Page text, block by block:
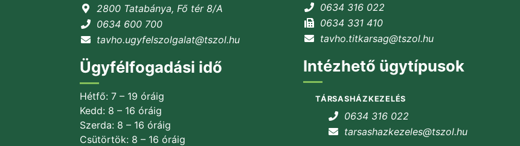
2800 Tatabánya, Fő tér 8/A
0634 600 700
tavho.ugyfelszolgalat@tszol.hu
Ügyfélfogadási idő
Hétfő: 7 – 19 óráig
Kedd: 8 – 16 óráig
Szerda: 8 – 16 óráig
Csütörtök: 8 – 16 óráig
0634 316 022
0634 331 410
tavho.titkarsag@tszol.hu
Intézhető ügytípusok
TÁRSASHÁZKEZELÉS
0634 316 022
tarsashazkezeles@tszol.hu